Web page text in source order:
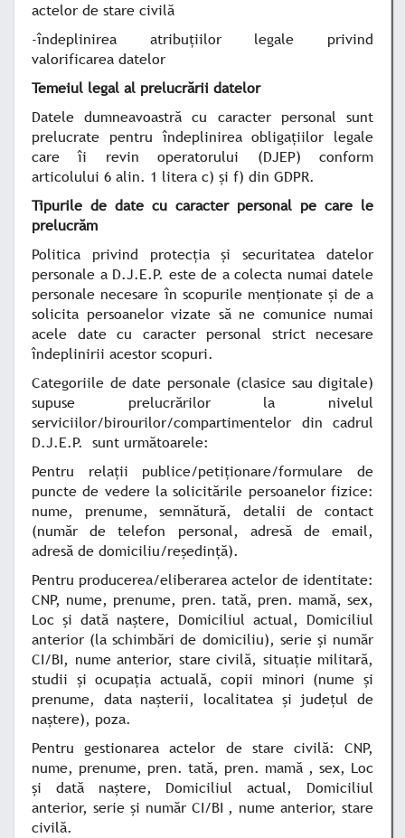
actelor de stare civilă
-îndeplinirea atribuțiilor legale privind
valorificarea datelor
Temeiul legal al prelucrării datelor
Datele dumneavoastră cu caracter personal sunt
prelucrate pentru îndeplinirea obligațiilor legale
care îi revin operatorului (DJEP) conform
articolului 6 alin. 1 litera c) și f) din GDPR.
Tipurile de date cu caracter personal pe care le
prelucrăm
Politica privind protecția și securitatea datelor
personale a D.J.E.P. este de a colecta numai datele
personale necesare în scopurile menționate și de a
solicita persoanelor vizate să ne comunice numai
acele date cu caracter personal strict necesare
îndeplinirii acestor scopuri.
Categoriile de date personale (clasice sau digitale)
supuse prelucrărilor la nivelul
serviciilor/birourilor/compartimentelor din cadrul
D.J.E.P. sunt următoarele:
Pentru relații publice/petiționare/formulare de
puncte de vedere la solicitările persoanelor fizice:
nume, prenume, semnătură, detalii de contact
(număr de telefon personal, adresă de email,
adresă de domiciliu/reședință).
Pentru producerea/eliberarea actelor de identitate:
CNP, nume, prenume, pren. tată, pren. mamă, sex,
Loc și dată naștere, Domiciliul actual, Domiciliul
anterior (la schimbări de domiciliu), serie și număr
CI/BI, nume anterior, stare civilă, situație militară,
studii și ocupația actuală, copii minori (nume și
prenume, data nașterii, localitatea și județul de
naștere), poza.
Pentru gestionarea actelor de stare civilă: CNP,
nume, prenume, pren. tată, pren. mamă , sex, Loc
și dată naștere, Domiciliul actual, Domiciliul
anterior, serie și număr CI/BI , nume anterior, stare
civilă.